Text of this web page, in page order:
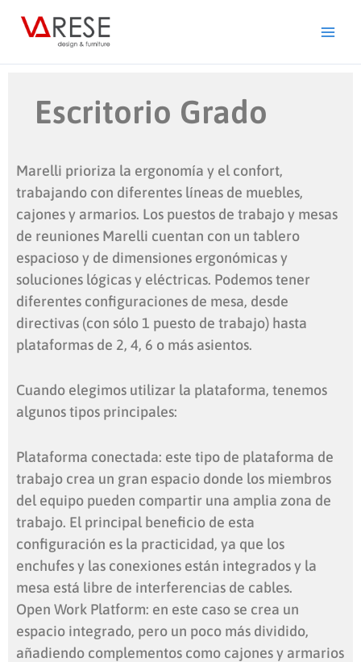
Escritorio Grado
Marelli prioriza la ergonomía y el confort,
trabajando con diferentes líneas de muebles,
cajones y armarios. Los puestos de trabajo y mesas
de reuniones Marelli cuentan con un tablero
espacioso y de dimensiones ergonómicas y
soluciones lógicas y eléctricas. Podemos tener
diferentes configuraciones de mesa, desde
directivas (con sólo 1 puesto de trabajo) hasta
plataformas de 2, 4, 6 o más asientos.
Cuando elegimos utilizar la plataforma, tenemos
algunos tipos principales:
Plataforma conectada: este tipo de plataforma de
trabajo crea un gran espacio donde los miembros
del equipo pueden compartir una amplia zona de
trabajo. El principal beneficio de esta
configuración es la practicidad, ya que los
enchufes y las conexiones están integrados y la
mesa está libre de interferencias de cables.
Open Work Platform: en este caso se crea un
espacio integrado, pero un poco más dividido,
añadiendo complementos como cajones y armarios